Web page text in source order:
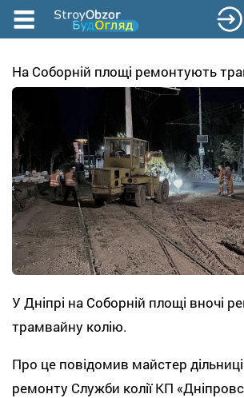
Перейти
содержанию
На Соборній площі ремонтують
У Дніпрі на Соборній площі вночі
трамвайну колію.
Про це повідомив майстер дільниці
ремонту Служби колії КП